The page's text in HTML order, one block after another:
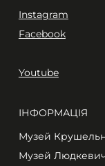
Instagram
Facebook
Youtube
ІНФОРМАЦІЯ
Музей
Музей